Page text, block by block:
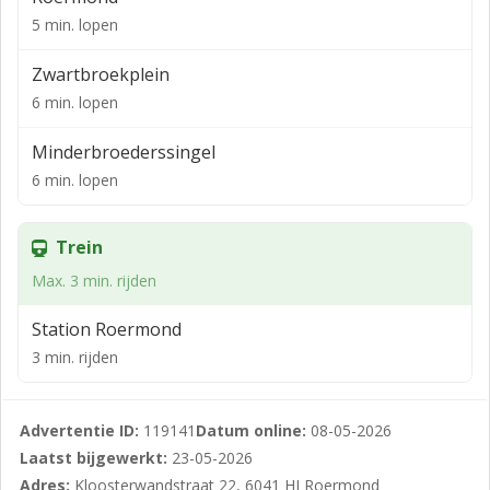
BESTEMMING
Het perceel heeft volgens het bestemmingsplan de
enkelbestemming “Centrum 1”,
kern” en “Waarde - Beschermd
• detailhandel, uitsluitend op de begane grond;
• dienstverlening, uitsluitend op de begane grond;
• functieaanduiding horeca tot en met horecacategorie
bestemmingsplan).
LOCATIE
5 min. lopen
Zwartbroekplein
6 min. lopen
Minderbroederssingel
6 min. lopen
Trein
Max. 3 min. rijden
Station Roermond
3 min. rijden
Advertentie ID: 119141 Datum online: 08-05-2026
Laatst bijgewerkt: 23-05-2026
Adres: Kloosterwandstraat 22, 6041 HJ Roermond